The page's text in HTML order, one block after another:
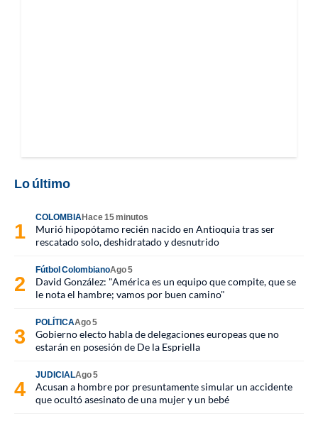
Lo último
COLOMBIAHace 15 minutos
Murió hipopótamo recién nacido en Antioquia tras ser
rescatado solo, deshidratado y desnutrido
Fútbol ColombianoAgo 5
David González: "América es un equipo que compite, que se
le nota el hambre; vamos por buen camino"
POLÍTICAAgo 5
Gobierno electo habla de delegaciones europeas que no
estarán en posesión de De la Espriella
JUDICIALAgo 5
Acusan a hombre por presuntamente simular un accidente
que ocultó asesinato de una mujer y un bebé